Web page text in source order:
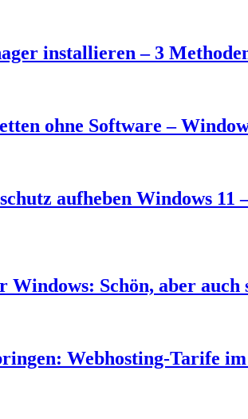
installieren – 3
ohne Software –
aufheben Windows 11
Schön, aber auch
Webhosting-Tarife